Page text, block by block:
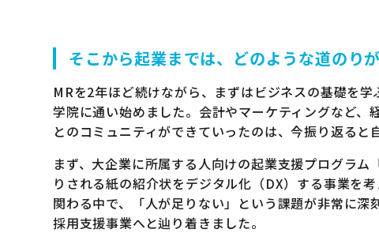
そこから起業までは、どのような道のり
MRを2年ほど続けながら、まずはビジネスの基礎を
学院に通い始めました。会計やマーケティングなど
とのコミュニティができていったのは、今振り返る
まず、大企業に所属する人向けの起業支援プログラ
りされる紙の紹介状をデジタル化（DX）する事業を
関わる中で、「人が足りない」という課題が非常に
採用支援事業へと辿り着きました。